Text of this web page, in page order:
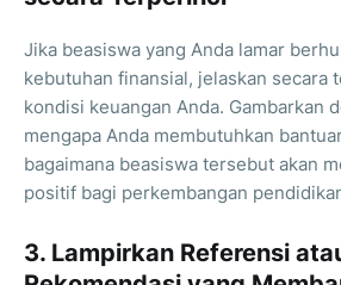
Jika beasiswa yang Anda lamar
kebutuhan finansial, jelaskan secara
kondisi keuangan Anda. Gambarkan
mengapa Anda membutuhkan
bagaimana beasiswa tersebut akan
positif bagi perkembangan
3. Lampirkan Referensi